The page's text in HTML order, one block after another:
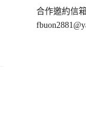
合作邀約信箱